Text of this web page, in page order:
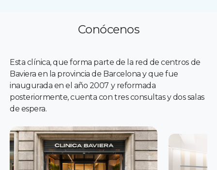
Conócenos
Esta clínica, que forma parte de la red de centros de
Baviera en la provincia de Barcelona y que fue
inaugurada en el año 2007 y reformada
posteriormente, cuenta con tres consultas y dos salas
de espera.